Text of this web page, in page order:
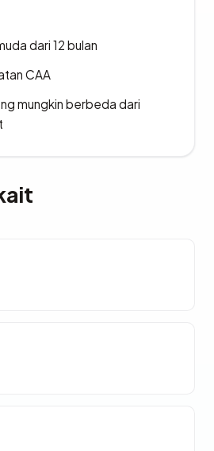
dari 12 bulan
CAA
mungkin berbeda dari